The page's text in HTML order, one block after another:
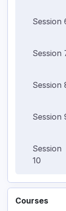
Session
Session
Session
Session
Session
10
Courses